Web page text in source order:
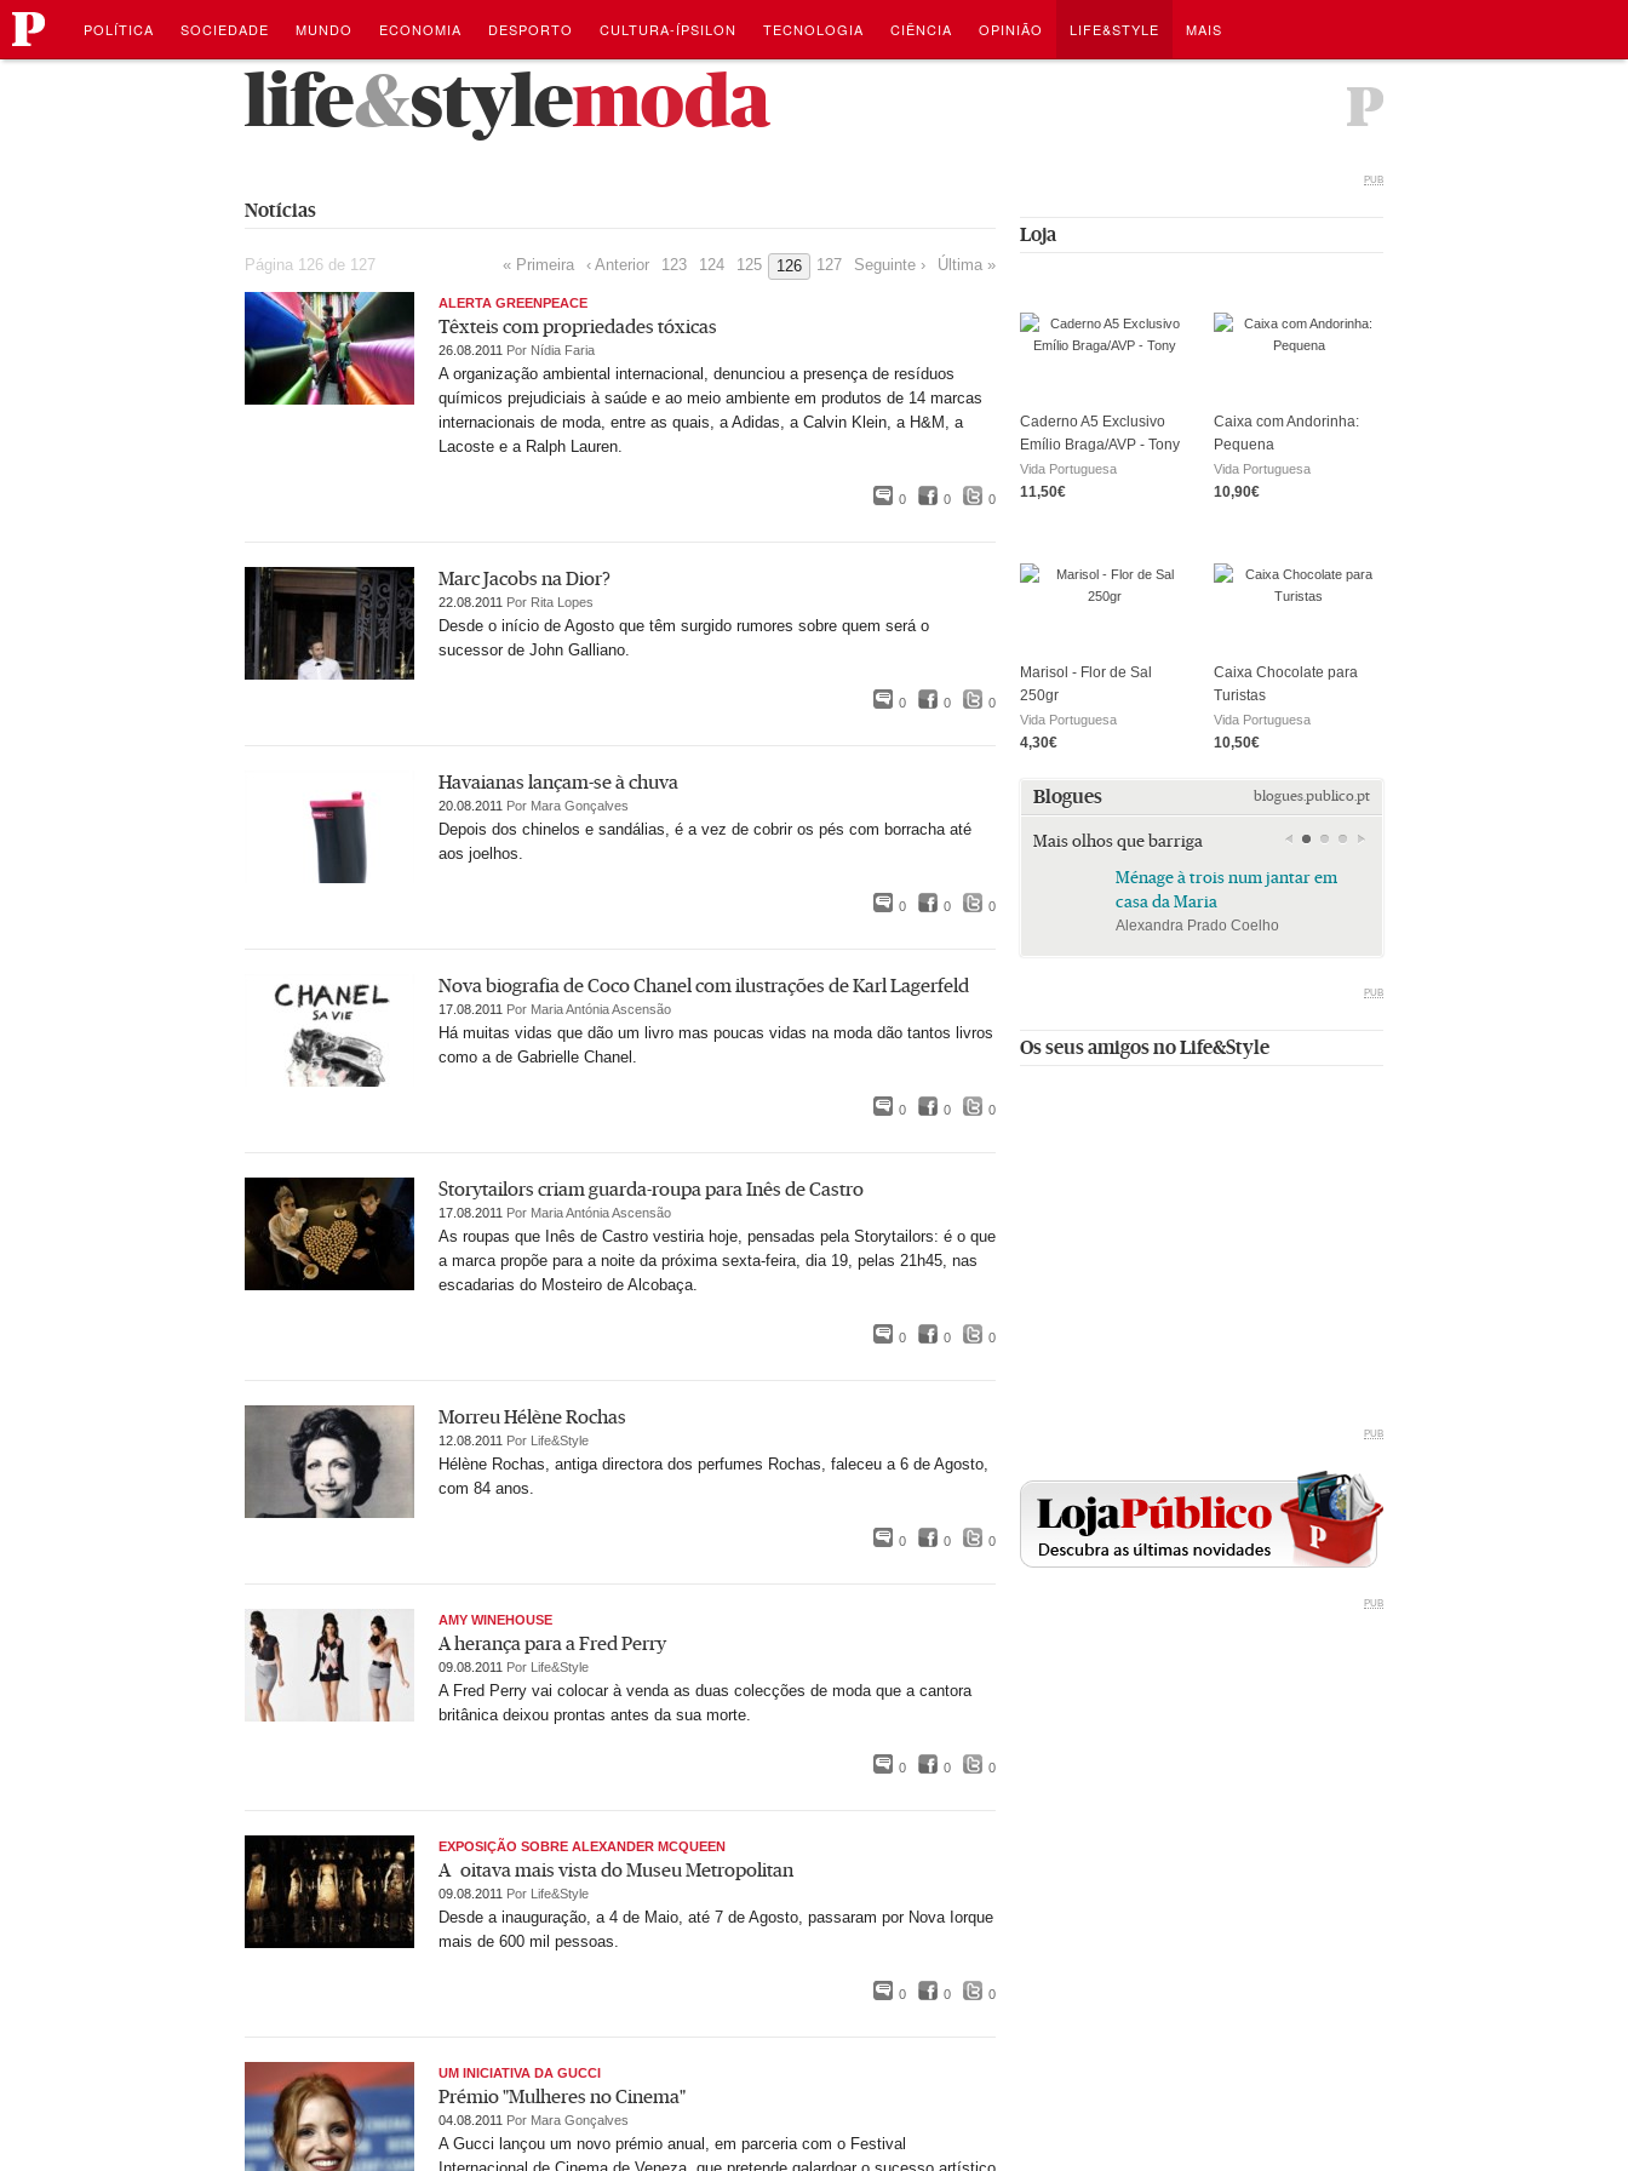
público
Navegação
para
o
POLÍTICA SOCIEDADE MUNDO ECONOMIA DESPORTO CULTURA-ÍPSILON TECNOLOGIA CIÊNCIA OPINIÃO LIFE&STYLE MAIS
life&stylemoda
Notícias
Página 126 de 127 « Primeira ‹ Anterior 123 124 125 126 127 Seguinte › Última »
ALERTA GREENPEACE
Têxteis com propriedades tóxicas
26.08.2011 Por Nídia Faria
A organização ambiental internacional, denunciou a presença de resíduos
químicos prejudiciais à saúde e ao meio ambiente em produtos de 14 marcas
internacionais de moda, entre as quais, a Adidas, a Calvin Klein, a H&M, a
Lacoste e a Ralph Lauren.
0 0 0
Marc Jacobs na Dior?
22.08.2011 Por Rita Lopes
Desde o início de Agosto que têm surgido rumores sobre quem será o
sucessor de John Galliano.
0 0 0
Havaianas lançam-se à chuva
20.08.2011 Por Mara Gonçalves
Depois dos chinelos e sandálias, é a vez de cobrir os pés com borracha até
aos joelhos.
0 0 0
Nova biografia de Coco Chanel com ilustrações de Karl Lagerfeld
17.08.2011 Por Maria Antónia Ascensão
Há muitas vidas que dão um livro mas poucas vidas na moda dão tantos livros
como a de Gabrielle Chanel.
0 0 0
Storytailors criam guarda-roupa para Inês de Castro
17.08.2011 Por Maria Antónia Ascensão
As roupas que Inês de Castro vestiria hoje, pensadas pela Storytailors: é o que
a marca propõe para a noite da próxima sexta-feira, dia 19, pelas 21h45, nas
escadarias do Mosteiro de Alcobaça.
0 0 0
Morreu Hélène Rochas
12.08.2011 Por Life&Style
Hélène Rochas, antiga directora dos perfumes Rochas, faleceu a 6 de Agosto,
com 84 anos.
0 0 0
AMY WINEHOUSE
A herança para a Fred Perry
09.08.2011 Por Life&Style
A Fred Perry vai colocar à venda as duas colecções de moda que a cantora
britânica deixou prontas antes da sua morte.
0 0 0
EXPOSIÇÃO SOBRE ALEXANDER MCQUEEN
A oitava mais vista do Museu Metropolitan
09.08.2011 Por Life&Style
Desde a inauguração, a 4 de Maio, até 7 de Agosto, passaram por Nova Iorque
mais de 600 mil pessoas.
0 0 0
UM INICIATIVA DA GUCCI
Prémio "Mulheres no Cinema"
04.08.2011 Por Mara Gonçalves
A Gucci lançou um novo prémio anual, em parceria com o Festival
PUB
Loja
Caderno A5 Exclusivo
Emílio Braga/AVP - Tony
Vida Portuguesa
11,50€
Caixa com Andorinha:
Pequena
Vida Portuguesa
10,90€
Marisol - Flor de Sal
250gr
Vida Portuguesa
4,30€
Caixa Chocolate para
Turistas
Vida Portuguesa
10,50€
Blogues blogues.publico.pt
Mais olhos que barriga
Ménage à trois num jantar em
casa da Maria
Alexandra Prado Coelho
PUB
Os seus amigos no Life&Style
PUB
PUB